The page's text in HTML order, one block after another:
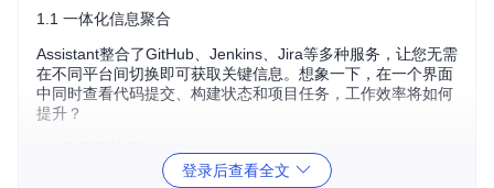
1.1 一体化信息聚合
Assistant整合了GitHub、Jenkins、Jira等多种服务，让您无需
在不同平台间切换即可获取关键信息。想象一下，在一个界面
中同时查看代码提交、构建状态和项目任务，工作效率将如何
提升？
登录后查看全文